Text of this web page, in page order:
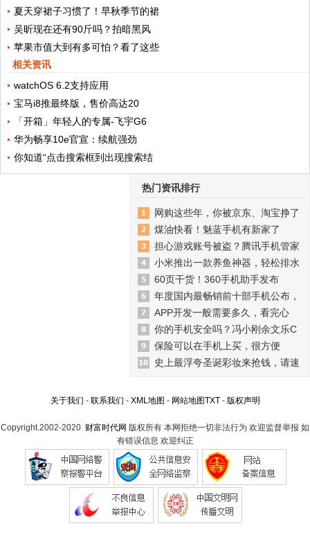
夏天穿裙子习惯了！早秋季节的裙
吴昕现在还有90斤吗？拍暗黑风
苹果市值大到有多可怕？看了这些
相关资讯
watchOS 6.2支持应用
宝马i8推最终版，售价高达20
「开箱」年轻人的专属-飞宇G6
华为畅享10e官宣：续航强劲
你知道“点击搜索框到出现搜索结
热门资讯排行
网购这些年，你被京东、淘宝挣了
煤油快看！魅蓝手机有新家了
担心游戏账号被盗？腾讯手机管家
小米推出一款养鱼神器，轻松排水
60页干货！360手机助手发布
年度国内最畅销前十部手机公布，
APP开发一般需要多久，看完心
你的手机安全吗？冯小刚余文乐C
保险可以在手机上买，很方便
史上最浮夸圣诞彩妆来抢钱，请速
关于我们 - 联系我们 - XML地图 - 网站地图TXT- 版权声明
Copyright.2002-2020 财富时代网 版权所有 本网拒绝一切非法行为 欢迎监督举报 如
有错误信息 欢迎纠正